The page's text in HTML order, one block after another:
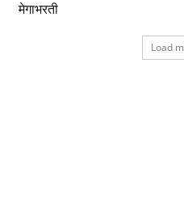
मेगाभरती
Load